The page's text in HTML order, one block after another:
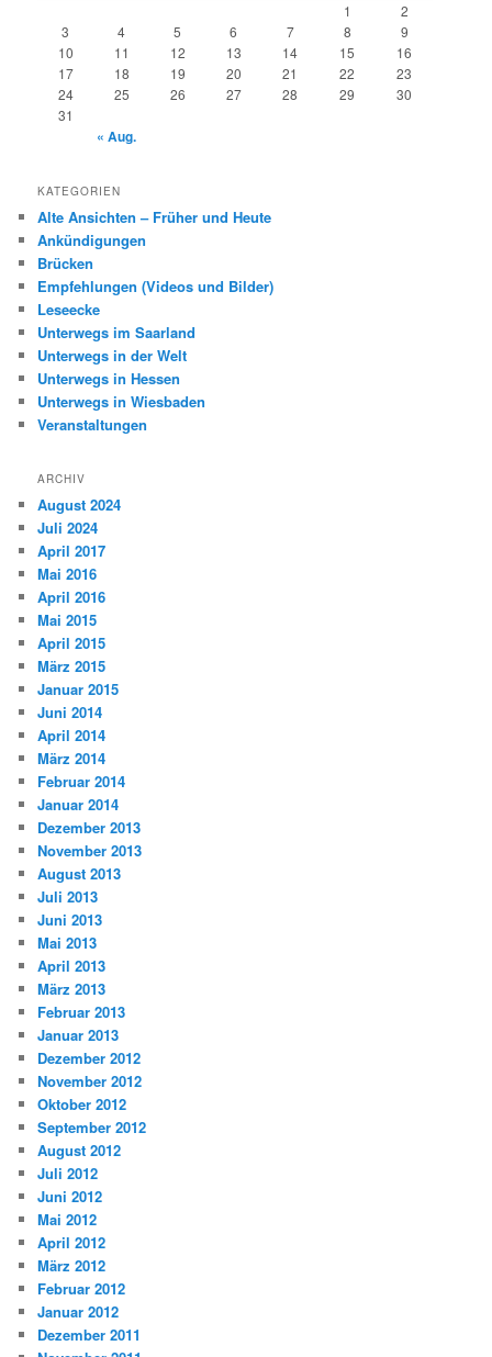
1
2
3
4 5 6 7 8
9
10
11 12 13 14 15
16
17
18 19 20 21 22
23
24
25 26 27 28 29
30
31
« Aug.
KATEGORIEN
Alte Ansichten – Früher und Heute
Ankündigungen
Brücken
Empfehlungen (Videos und Bilder)
Leseecke
Unterwegs im Saarland
Unterwegs in der Welt
Unterwegs in Hessen
Unterwegs in Wiesbaden
Veranstaltungen
ARCHIV
August 2024
Juli 2024
April 2017
Mai 2016
April 2016
Mai 2015
April 2015
März 2015
Januar 2015
Juni 2014
April 2014
März 2014
Februar 2014
Januar 2014
Dezember 2013
November 2013
August 2013
Juli 2013
Juni 2013
Mai 2013
April 2013
März 2013
Februar 2013
Januar 2013
Dezember 2012
November 2012
Oktober 2012
September 2012
August 2012
Juli 2012
Juni 2012
Mai 2012
April 2012
März 2012
Februar 2012
Januar 2012
Dezember 2011